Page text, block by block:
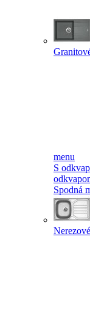
menu
S
Spodná
Nerezové